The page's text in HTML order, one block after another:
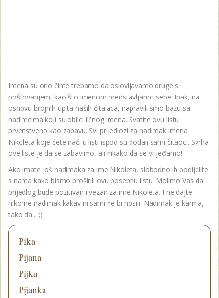
Imena su ono čime trebamo da oslovljavamo druge s
poštovanjem, kao što imenom predstavljamo sebe. Ipak, na
osnovu brojnih upita naših čitalaca, napravili smo bazu sa
nadimcima koji su oblici ličnog imena. Svatite ovu listu
prvenstveno kao zabavu. Svi prijedlozi za nadimak imena
Nikoleta koje ćete naći u listi ispod su dodali sami čitaoci. Svrha
ove liste je da se zabavimo, ali nikako da se vrijeđamo!
Ako imate još nadimaka za ime Nikoleta, slobodno ih podijelite
s nama kako bismo proširili ovu posebnu listu. Molimo Vas da
prijedlog bude pozitivan i vezan za ime Nikoleta. I ne dajte
nikome nadimak kakav ni sami ne bi nosili. Nadimak je karma,
tako da... ;)
Pika
Pijana
Pijka
Pijanka